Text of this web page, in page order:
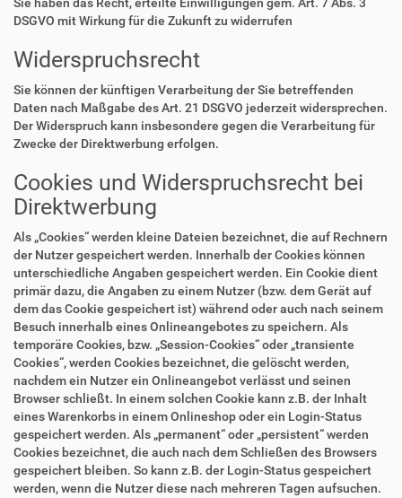
Sie haben das Recht, erteilte Einwilligungen gem. Art. 7 Abs. 3
DSGVO mit Wirkung für die Zukunft zu widerrufen
Widerspruchsrecht
Sie können der künftigen Verarbeitung der Sie betreffenden
Daten nach Maßgabe des Art. 21 DSGVO jederzeit widersprechen.
Der Widerspruch kann insbesondere gegen die Verarbeitung für
Zwecke der Direktwerbung erfolgen.
Cookies und Widerspruchsrecht bei
Direktwerbung
Als „Cookies“ werden kleine Dateien bezeichnet, die auf Rechnern
der Nutzer gespeichert werden. Innerhalb der Cookies können
unterschiedliche Angaben gespeichert werden. Ein Cookie dient
primär dazu, die Angaben zu einem Nutzer (bzw. dem Gerät auf
dem das Cookie gespeichert ist) während oder auch nach seinem
Besuch innerhalb eines Onlineangebotes zu speichern. Als
temporäre Cookies, bzw. „Session-Cookies“ oder „transiente
Cookies“, werden Cookies bezeichnet, die gelöscht werden,
nachdem ein Nutzer ein Onlineangebot verlässt und seinen
Browser schließt. In einem solchen Cookie kann z.B. der Inhalt
eines Warenkorbs in einem Onlineshop oder ein Login-Status
gespeichert werden. Als „permanent“ oder „persistent“ werden
Cookies bezeichnet, die auch nach dem Schließen des Browsers
gespeichert bleiben. So kann z.B. der Login-Status gespeichert
werden, wenn die Nutzer diese nach mehreren Tagen aufsuchen.